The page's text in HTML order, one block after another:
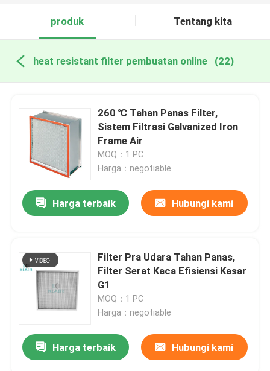
produk Tentang kita
heat resistant filter pembuatan online (22)
260 ℃ Tahan Panas Filter,
Sistem Filtrasi Galvanized Iron
Frame Air
MOQ：1 PC
Harga：negotiable
Harga terbaik Hubungi kami
Filter Pra Udara Tahan Panas,
Filter Serat Kaca Efisiensi Kasar
G1
MOQ：1 PC
Harga：negotiable
Harga terbaik Hubungi kami